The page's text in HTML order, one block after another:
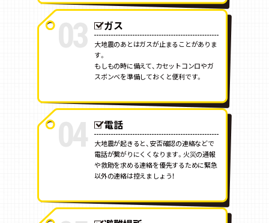
03 ガス
大地震のあとはガスが止まることがありま
す。
もしもの時に備えて、カセットコンロやガ
スボンベを準備しておくと便利です。
04 電話
大地震が起きると、安否確認の連絡などで
電話が繋がりにくくなります。火災の通報
や救助を求める連絡を優先するために緊急
以外の連絡は控えましょう！